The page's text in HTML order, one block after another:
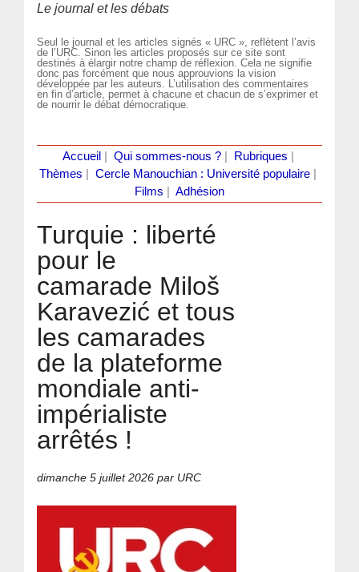
Le journal et les débats
Seul le journal et les articles signés « URC », reflètent l’avis
de l’URC. Sinon les articles proposés sur ce site sont
destinés à élargir notre champ de réflexion. Cela ne signifie
donc pas forcément que nous approuvions la vision
développée par les auteurs. L’utilisation des commentaires
en fin d’article, permet à chacune et chacun de s’exprimer et
de nourrir le débat démocratique.
Accueil Qui sommes-nous ?| Rubriques
Thèmes
Cercle Manouchian : Université populaire
Films
Adhésion
Turquie : liberté
pour le
camarade Miloš
Karavezić et tous
les camarades
de la plateforme
mondiale anti-
impérialiste
arrêtés !
dimanche 5 juillet 2026 par URC